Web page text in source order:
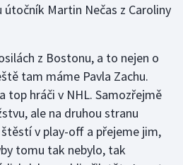
útočník Martin Nečas z Caroliny
z Bostonu, a to nejen o
tam máme Pavla Zachu.
top hráči v NHL. Samozřejmě
ale na druhou stranu
v play-off a přejeme jim,
tomu tak nebylo, tak